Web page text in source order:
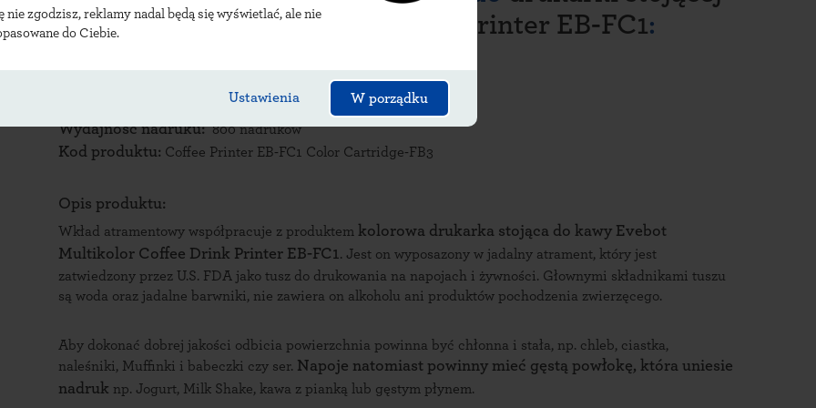
nie zgodzisz, reklamy nadal będą się wyświetlać, ale nie
do Ciebie.
Ustawienia W porządku
Evebot Multikolor Coffee Drink Printer EB-FC1:
wielokolorowy / brązowy
Wydajność nadruku: 800 nadruków
Kod produktu: Coffee Printer EB-FC1 Color Cartridge-FB3
Opis produktu:
Wkład atramentowy współpracuje z produktem kolorowa drukarka stojąca do kawy Evebot
Multikolor Coffee Drink Printer EB-FC1. Jest on wyposazony w jadalny atrament, który jest
zatwiedzony przez U.S. FDA jako tusz do drukowania na napojach i żywności. Głownymi składnikami tuszu
są woda oraz jadalne barwniki, nie zawiera on alkoholu ani produktów pochodzenia zwierzęcego.
Aby dokonać dobrej jakości odbicia powierzchnia powinna być chłonna i stała, np. chleb, ciastka,
naleśniki, Muffinki i babeczki czy ser. Napoje natomiast powinny mieć gęstą powłokę, która uniesie
nadruk np. Jogurt, Milk Shake, kawa z pianką lub gęstym płynem.